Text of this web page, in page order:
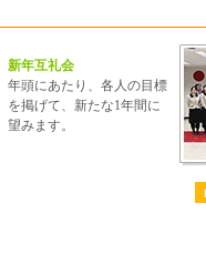
新年互礼会
年頭にあたり、各人の目標
を掲げて、新たな1年間に
望みます。